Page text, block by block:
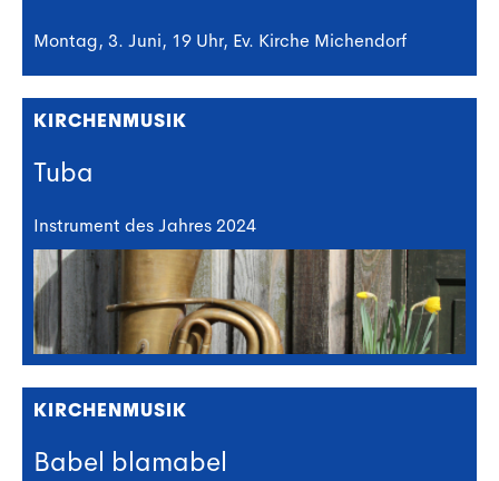
Montag, 3. Juni, 19 Uhr, Ev. Kirche Michendorf
KIRCHENMUSIK
Tuba
Instrument des Jahres 2024
KIRCHENMUSIK
Babel blamabel